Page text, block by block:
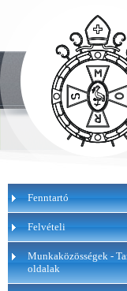
Fenntartó
Felvételi
Munkaközösségek -
oldalak